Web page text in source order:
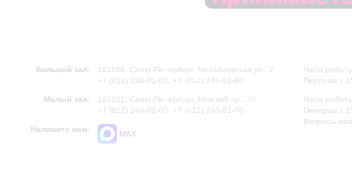
Большой зал:
191186, Санкт-Петербург, Михайловская ул., 2
+7 (812) 240-01-00, +7 (812) 240-01-80
Малый зал:
191011, Санкт-Петербург, Невский пр., 30
+7 (812) 240-01-00, +7 (812) 240-01-70
Напишите нам:
MAX
Часы
Перерыв с
Часы
Перерыв с
Вопросы